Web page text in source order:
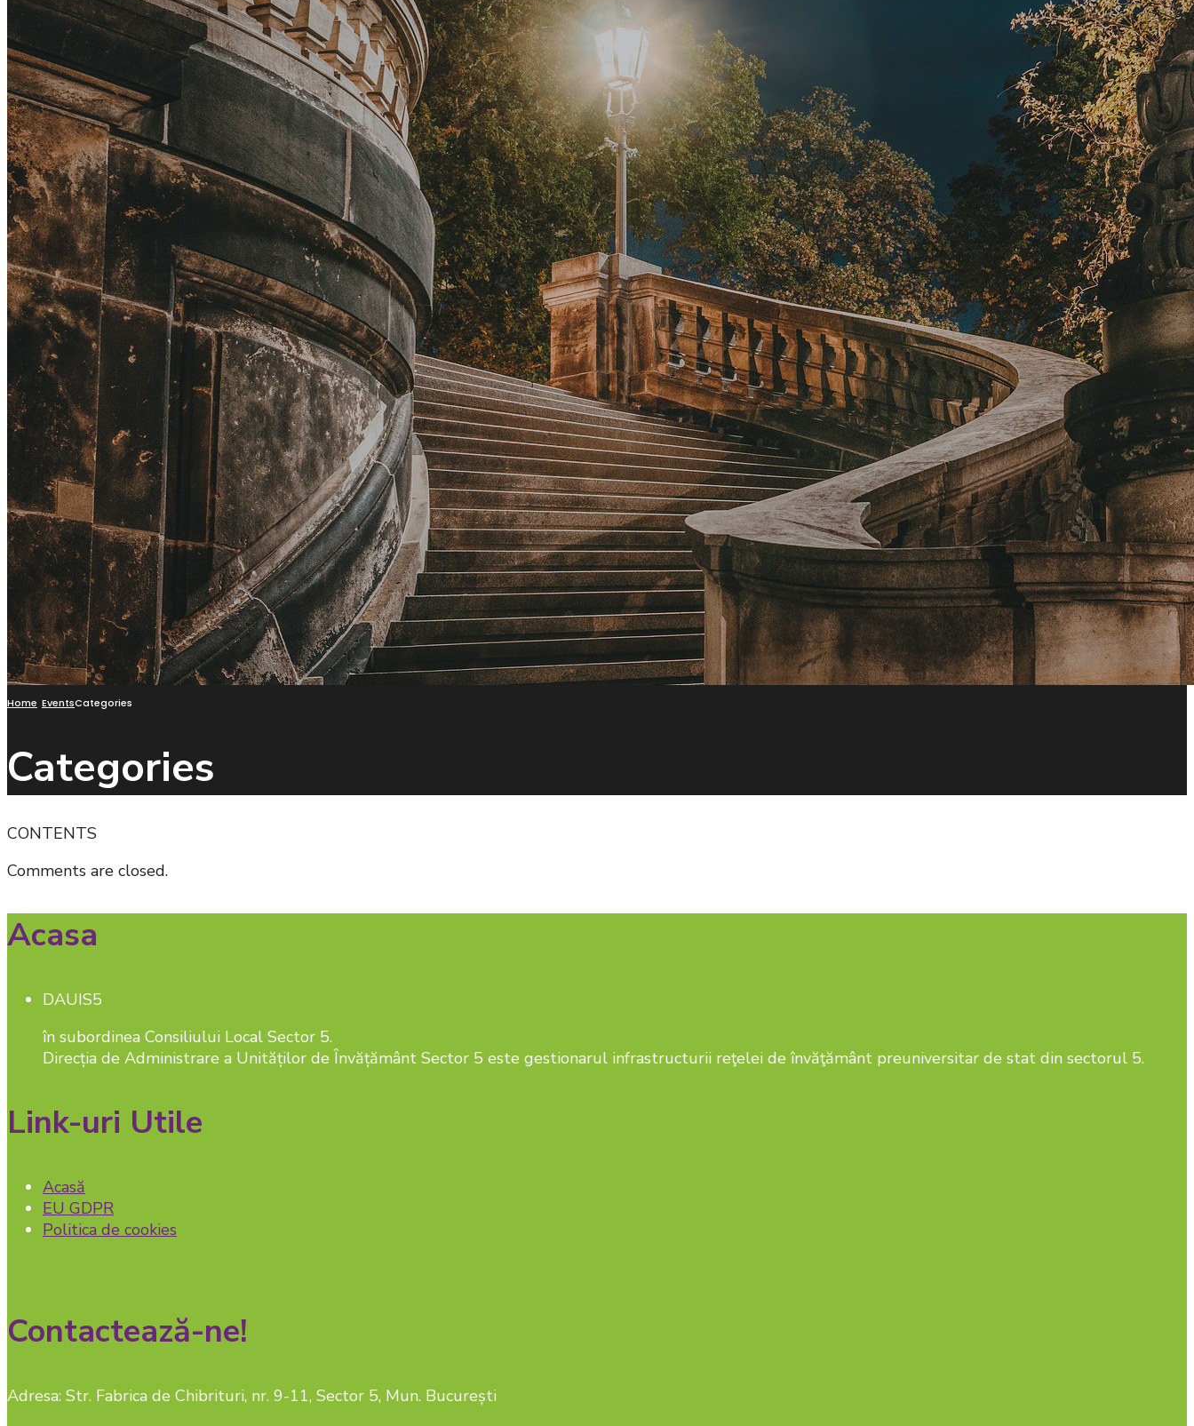
Home EventsCategories
Categories
CONTENTS
Comments are closed.
Acasa
DAUIS5
în subordinea Consiliului Local Sector 5.
Direcția de Administrare a Unităților de Învățământ Sector 5 este gestionarul infrastructurii reţelei de învăţământ preuniversitar de stat din sectorul 5.
Link-uri Utile
Acasă
EU GDPR
Politica de cookies
Contactează-ne!
Adresa: Str. Fabrica de Chibrituri, nr. 9-11, Sector 5, Mun. București